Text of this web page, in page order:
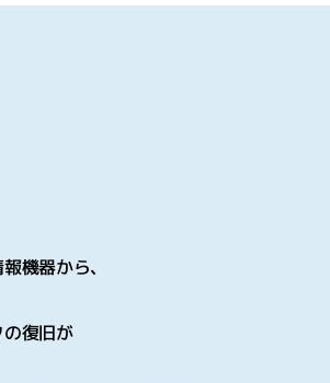
機器から、
復旧が